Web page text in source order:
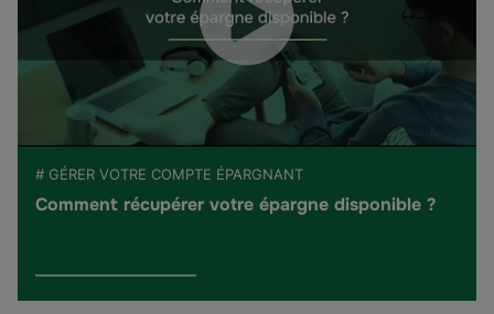
# GÉRER VOTRE COMPTE ÉPARGNANT
Comment récupérer votre épargne disponible ?